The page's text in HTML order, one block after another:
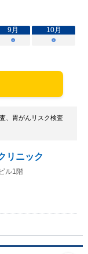
9月 10月
○ ○
、胃がんリスク検査
リニック
ル1階